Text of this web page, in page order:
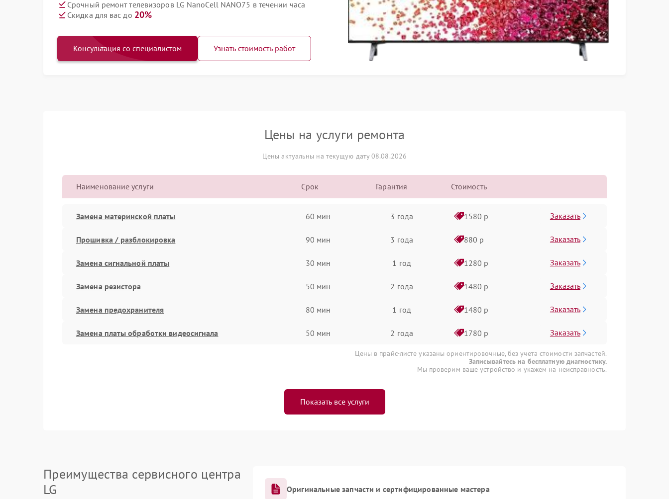
Срочный ремонт телевизоров LG NanoCell NANO75 в течении часа
Скидка для вас до 20%
Консультация со специалистом Узнать стоимость работ
Цены на услуги ремонта
Цены актуальны на текущую дату 08.08.2026
Наименование услуги Срок Гарантия Стоимость
Замена материнской платы 60 мин 3 года 1580 р Заказать
Прошивка / разблокировка 90 мин 3 года 880 р Заказать
Замена сигнальной платы 30 мин 1 год 1280 р Заказать
Замена резистора 50 мин 2 года 1480 р Заказать
Замена предохранителя 80 мин 1 год 1480 р Заказать
Замена платы обработки видеосигнала 50 мин 2 года 1780 р Заказать
Цены в прайс-листе указаны ориентировочные, без учета стоимости запчастей.
Записывайтесь на бесплатную диагностику.
Мы проверим ваше устройство и укажем на неисправность.
Показать все услуги
Преимущества сервисного центра
LG
Оригинальные запчасти и сертифицированные мастера